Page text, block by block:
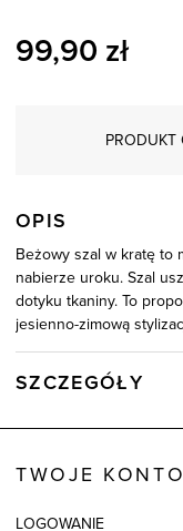
99,90 zł
PRODUKT
OPIS
Beżowy szal w kratę to
nabierze uroku. Szal
dotyku tkaniny. To
jesienno-zimową
SZCZEGÓŁY
TWOJE KONTO
LOGOWANIE